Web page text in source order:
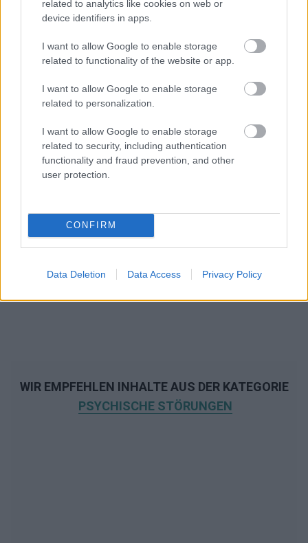
related to analytics like cookies on web or
device identifiers in apps.
I want to allow Google to enable storage
related to functionality of the website or app.
I want to allow Google to enable storage
related to personalization.
I want to allow Google to enable storage
related to security, including authentication
functionality and fraud prevention, and other
user protection.
CONFIRM
Data Deletion Data Access Privacy Policy
WIR EMPFEHLEN INHALTE AUS DER KATEGORIE
PSYCHISCHE STÖRUNGEN